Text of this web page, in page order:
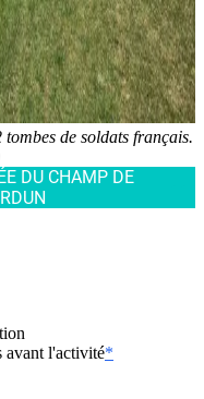
de soldats français.
DU CHAMP DE
avant l'activité*